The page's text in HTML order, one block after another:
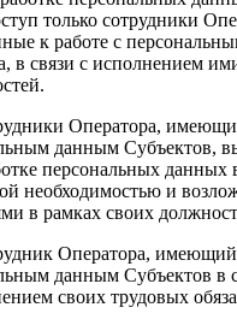
только сотрудники
к работе с
в связи с исполнением
Оператора,
данным Субъектов,
персональных данных
необходимостью и
в рамках своих
Оператора,
данным Субъектов в
своих трудовых